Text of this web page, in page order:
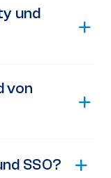
und
von
SSO?